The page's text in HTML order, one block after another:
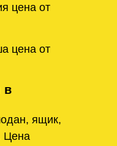
цена от
цена от
в
ящик,
Цена